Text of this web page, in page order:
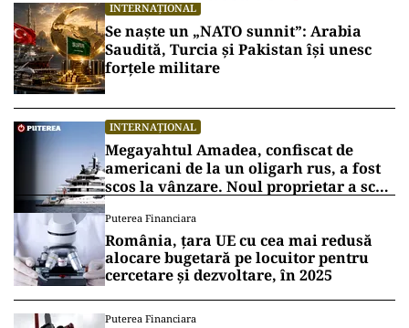
INTERNAȚIONAL
Se naște un „NATO sunnit”: Arabia
Saudită, Turcia și Pakistan își unesc
forțele militare
INTERNAȚIONAL
Megayahtul Amadea, confiscat de
americani de la un oligarh rus, a fost
scos la vânzare. Noul proprietar a scos
Puterea Financiara
România, țara UE cu cea mai redusă
alocare bugetară pe locuitor pentru
cercetare și dezvoltare, în 2025
Puterea Financiara